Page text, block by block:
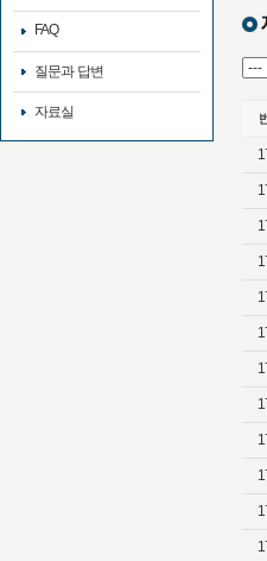
FAQ
질문과 답변
자료실